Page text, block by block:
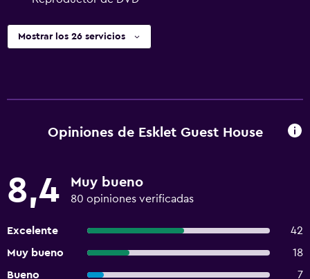
Mostrar los 26 servicios
Opiniones de Esklet Guest House
8,4 Muy bueno
80 opiniones verificadas
Excelente
42
Muy bueno
18
Bueno
7